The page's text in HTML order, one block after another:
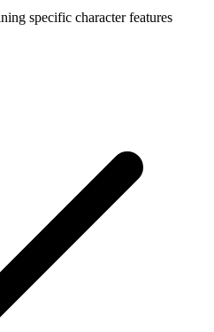
specific character features